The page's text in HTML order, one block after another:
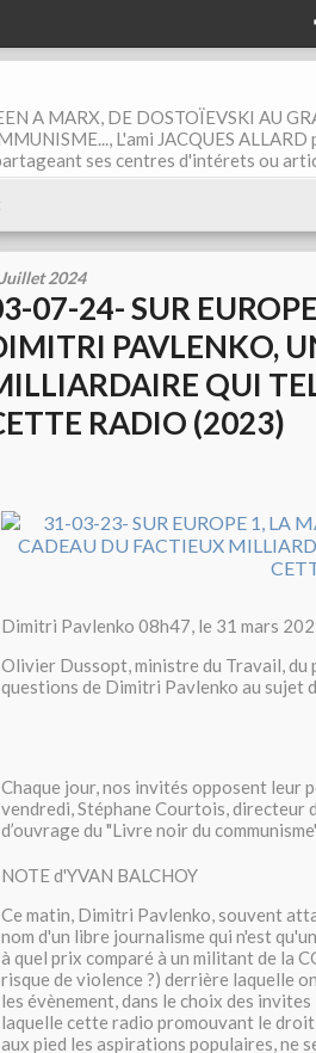
A MARX, DE DOSTOÏEVSKI AU
L'ami JACQUES
ses centres d'intérets ou
2024
07-24- SUR
PAVLENKO,
QUI
RADIO (2023)
Dimitri Pavlenko 08h47, le 31 mars
Olivier Dussopt, ministre du Travail, du
questions de Dimitri Pavlenko au sujet
Chaque jour, nos invités opposent leur
vendredi, Stéphane Courtois, directeur
d’ouvrage du "Livre noir du
NOTE d'YVAN BALCHOY
Ce matin, Dimitri Pavlenko, souvent
nom d'un libre journalisme qui n'est
à quel prix comparé à un militant de la
risque de violence ?) derrière laquelle
les évènement, dans le choix des
laquelle cette radio promouvant le
aux pied les aspirations populaires, ne